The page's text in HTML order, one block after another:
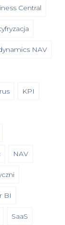
Central
NAV
KPI
NAV
BI
SaaS